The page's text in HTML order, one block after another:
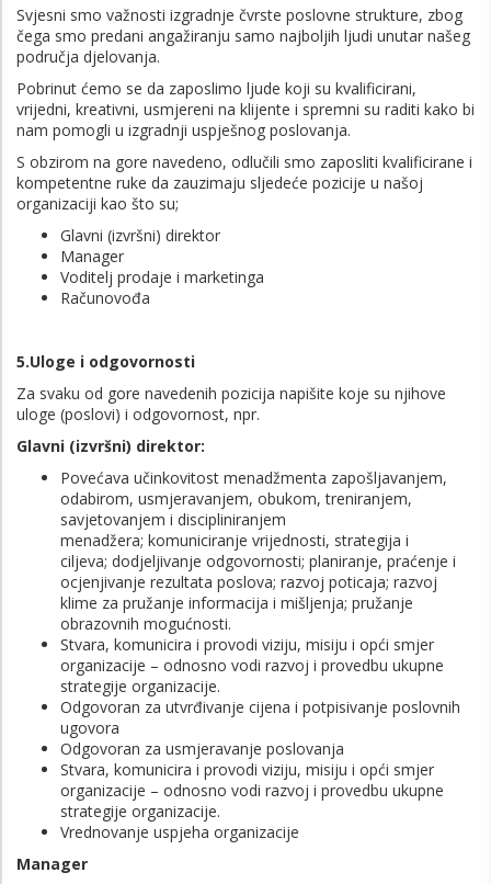
Svjesni smo važnosti izgradnje čvrste poslovne strukture, zbog
čega smo predani angažiranju samo najboljih ljudi unutar našeg
područja djelovanja.
Pobrinut ćemo se da zaposlimo ljude koji su kvalificirani,
vrijedni, kreativni, usmjereni na klijente i spremni su raditi kako bi
nam pomogli u izgradnji uspješnog poslovanja.
S obzirom na gore navedeno, odlučili smo zaposliti kvalificirane i
kompetentne ruke da zauzimaju sljedeće pozicije u našoj
organizaciji kao što su;
Glavni (izvršni) direktor
Manager
Voditelj prodaje i marketinga
Računovođa
5.Uloge i odgovornosti
Za svaku od gore navedenih pozicija napišite koje su njihove
uloge (poslovi) i odgovornost, npr.
Glavni (izvršni) direktor:
Povećava učinkovitost menadžmenta zapošljavanjem,
odabirom, usmjeravanjem, obukom, treniranjem,
savjetovanjem i discipliniranjem
menadžera; komuniciranje vrijednosti, strategija i
ciljeva; dodjeljivanje odgovornosti; planiranje, praćenje i
ocjenjivanje rezultata poslova; razvoj poticaja; razvoj
klime za pružanje informacija i mišljenja; pružanje
obrazovnih mogućnosti.
Stvara, komunicira i provodi viziju, misiju i opći smjer
organizacije – odnosno vodi razvoj i provedbu ukupne
strategije organizacije.
Odgovoran za utvrđivanje cijena i potpisivanje poslovnih
ugovora
Odgovoran za usmjeravanje poslovanja
Stvara, komunicira i provodi viziju, misiju i opći smjer
organizacije – odnosno vodi razvoj i provedbu ukupne
strategije organizacije.
Vrednovanje uspjeha organizacije
Manager